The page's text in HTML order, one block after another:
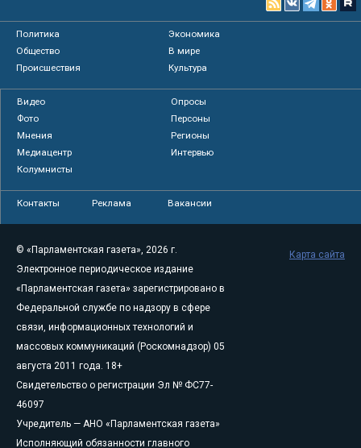
Политика
Экономика
Общество
В мире
Происшествия
Культура
Видео
Опросы
Фото
Персоны
Мнения
Регионы
Медиацентр
Интервью
Колумнисты
Контакты Реклама Вакансии
© «Парламентская газета», 2026 г.
Электронное периодическое издание
«Парламентская газета» зарегистрировано в
Федеральной службе по надзору в сфере
связи, информационных технологий и
массовых коммуникаций (Роскомнадзор) 05
августа 2011 года. 18+
Свидетельство о регистрации Эл № ФС77-
46097
Учредитель — АНО «Парламентская газета»
Исполняющий обязанности главного
Карта сайта